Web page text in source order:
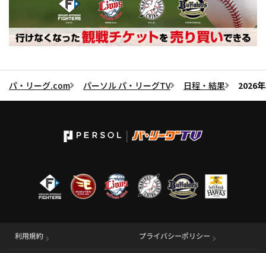
パ・リーグ.com パーソル パ・リーグTV 日程・結果 2026
利用規約 プライバシーポリシー